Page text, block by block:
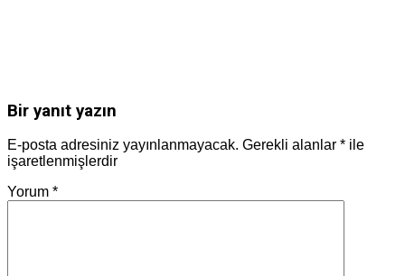
Bir yanıt yazın
E-posta adresiniz yayınlanmayacak. Gerekli alanlar * ile
işaretlenmişlerdir
Yorum *